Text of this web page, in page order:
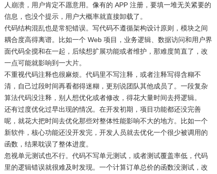
人崩溃，用户肯定不愿意用。像有的 APP 注册，要填一堆无关紧要的
信息，也没个提示，用户大概率就直接卸载了。​
代码结构混乱也是常犯错误。写代码不遵循架构设计原则，模块之间
耦合度高得离谱。比如一个 Web 项目，业务逻辑、数据访问和用户界
面代码全搅和在一起，后续想扩展功能或者维护，那难度简直了，改
一点可能就影响到一大片。​
不重视代码注释也很麻烦。代码里不写注释，或者注释写得含糊不
清，自己过段时间再看都得迷糊，更别说团队其他成员了。一段复杂
算法代码没注释，别人想优化或者修改，得花大量时间去捋逻辑。​
还有过度优化过早出现的情况。在开发初期，项目功能都还没完善
呢，就花大把时间去优化那些对整体性能影响不大的地方。比如一个
新软件，核心功能还没开发完，开发人员就去优化一个很少被调用的
函数，结果耽误了整体进度。​
忽视单元测试也不行。代码不写单元测试，或者测试覆盖率低，代码
里的逻辑错误就很难及时发现。一个计算订单总价的函数没测试，改